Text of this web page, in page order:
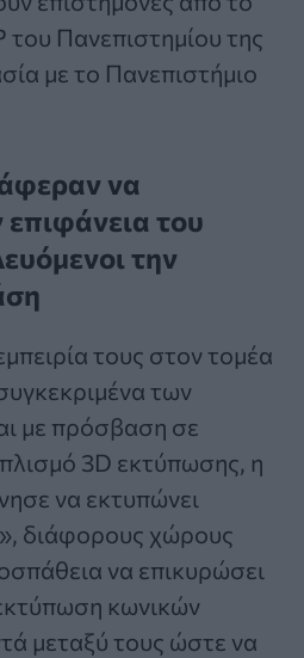
του Πανεπιστημίου της
με το Πανεπιστήμιο
να
του
την
τους στον τομέα
των
με πρόσβαση σε
3D εκτύπωσης, η
να εκτυπώνει
διάφορους χώρους
να επικυρώσει
κωνικών
μεταξύ τους ώστε να